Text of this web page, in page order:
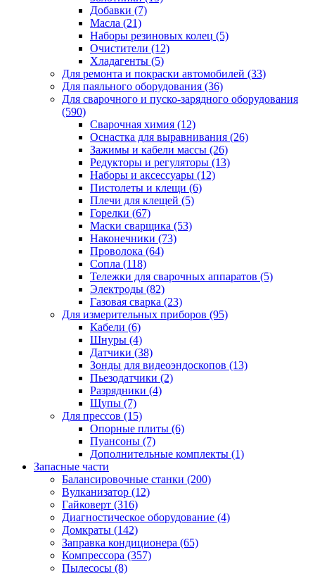
Добавки (7)
Масла (21)
Наборы резиновых колец (5)
Очистители (12)
Хладагенты (5)
Для ремонта и покраски автомобилей (33)
Для паяльного оборудования (36)
Для сварочного и пуско-зарядного оборудования
(590)
Сварочная химия (12)
Оснастка для выравнивания (26)
Зажимы и кабели массы (26)
Редукторы и регуляторы (13)
Наборы и аксессуары (12)
Пистолеты и клещи (6)
Плечи для клещей (5)
Горелки (67)
Маски сварщика (53)
Наконечники (73)
Проволока (64)
Сопла (118)
Тележки для сварочных аппаратов (5)
Электроды (82)
Газовая сварка (23)
Для измерительных приборов (95)
Кабели (6)
Шнуры (4)
Датчики (38)
Зонды для видеоэндоскопов (13)
Пьезодатчики (2)
Разрядники (4)
Щупы (7)
Для прессов (15)
Опорные плиты (6)
Пуансоны (7)
Дополнительные комплекты (1)
Запасные части
Балансировочные станки (200)
Вулканизатор (12)
Гайковерт (316)
Диагностическое оборудование (4)
Домкраты (142)
Заправка кондиционера (65)
Компрессора (357)
Пылесосы (8)